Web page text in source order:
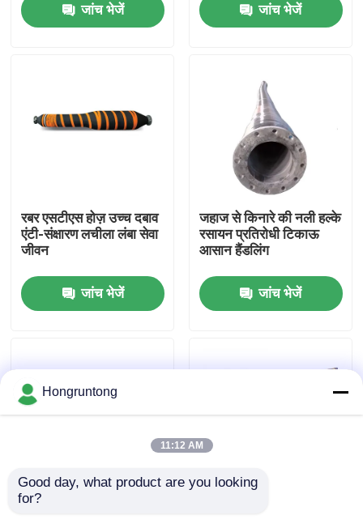
हमारे बारे में
गुणवत्ता नियंत्रण
एक उद्धरण का अनुरोध करें
डॉक रबर फेंडर
जांच भेजें जांच भेजें
रबर एसटीएस होज़ उच्च दबाव
एंटी-संक्षारण लचीला लंबा सेवा
जीवन
जांच भेजें
जहाज से किनारे की नली हल्के
रसायन प्रतिरोधी टिकाऊ
आसान हैंडलिंग
जांच भेजें
समुद्री स्थानांतरण नली गर्मी
Hongruntong
11:12 AM
Good day, what product are you looking
for?